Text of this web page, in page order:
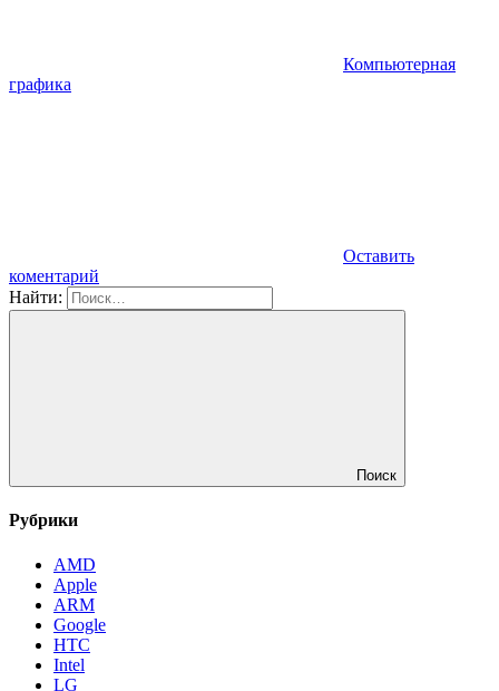
Компьютерная
графика
Оставить
коментарий
Найти:
Поиск
Рубрики
AMD
Apple
ARM
Google
HTC
Intel
LG